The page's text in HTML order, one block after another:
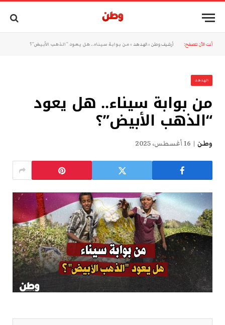
أنت الآن تتصفح: أرشيف وطن »الهدهد »من بوابة سيناء.. هل يعود “الذهب الأبيض”؟
الهدهد
من بوابة سيناء.. هل يعود
“الذهب الأبيض”؟
وطن 16 أغسطس، 2025